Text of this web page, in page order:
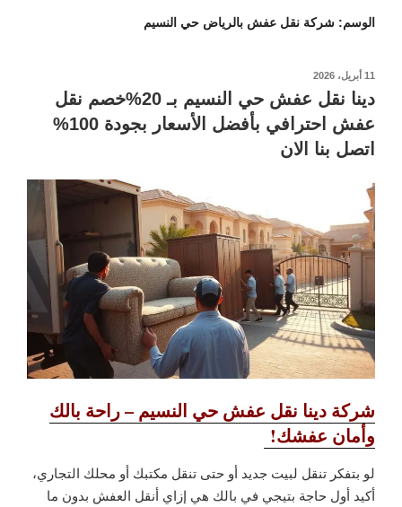
الوسم: شركة نقل عفش بالرياض حي النسيم
نُشر
11 أبريل، 2026
دينا نقل عفش حي النسيم بـ 20%خصم نقل
عفش احترافي بأفضل الأسعار بجودة 100%
اتصل بنا الان
شركة دينا نقل عفش حي النسيم – راحة بالك
وأمان عفشك!
لو بتفكر تنقل لبيت جديد أو حتى تنقل مكتبك أو محلك التجاري،
أكيد أول حاجة بتيجي في بالك هي إزاي أنقل العفش بدون ما